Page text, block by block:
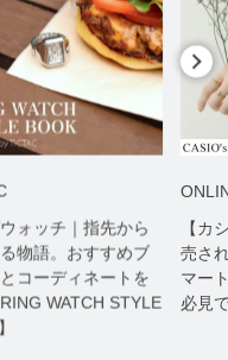
STORE
シオ】2026年前半に発
れたモデルご紹介！ ス
トウォッチ疲れの方も
です。